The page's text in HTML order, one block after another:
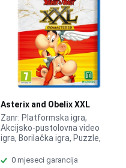
Asterix and Obelix XXL
Romastered /PS5
Zanr: Platformska igra,
Akcijsko-pustolovna video
igra, Borilačka igra, Puzzle,
0 mjeseci garancija